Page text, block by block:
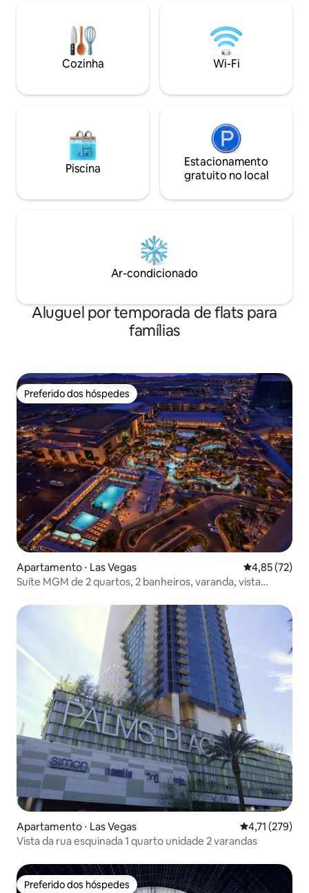
piscinas, hidromassagem, academias e
centro de negócios. Wi-Fi gratuito
Estacionamento gratuito com
manobrista Sem Taxa de Resort Sem
com segurança *
Vegas Strip *
por passarela
sofá-cama queen
de 21 anos
Cozinha Wi-Fi
Piscina
Estacionamento
gratuito no local
Ar-condicionado
Aluguel por temporada de flats para
famílias
Preferido dos hóspedes
Preferido dos hóspedes
Apartamento ⋅ Las Vegas 4,85 de uma
4,85 (72)
Suíte MGM de 2 quartos, 2 banheiros, varanda, vista
Apartamento ⋅ Las Vegas 4,71 de uma
4,71 (279)
Vista da rua esquinada 1 quarto unidade 2 varandas
Preferido dos hóspedes